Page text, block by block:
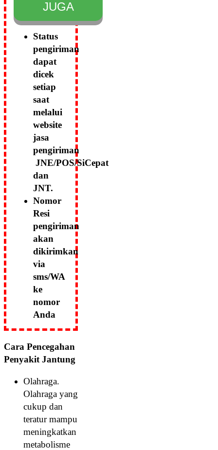
JUGA
Status
pengiriman
dapat
dicek
setiap
saat
melalui
website
jasa
pengiriman
JNE/POS/SiCepat
dan
JNT.
Nomor
Resi
pengiriman
akan
dikirimkan
via
sms/WA
ke
nomor
Anda
Cara Pencegahan
Penyakit Jantung
Olahraga.
Olahraga yang
cukup dan
teratur mampu
meningkatkan
metabolisme